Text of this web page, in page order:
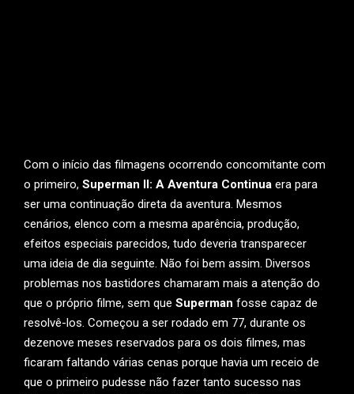
Com o início das filmagens ocorrendo concomitante com
o primeiro, Superman II: A Aventura Continua era para
ser uma continuação direta da aventura. Mesmos
cenários, elenco com a mesma aparência, produção,
efeitos especiais parecidos, tudo deveria transparecer
uma ideia de dia seguinte. Não foi bem assim. Diversos
problemas nos bastidores chamaram mais a atenção do
que o próprio filme, sem que Superman fosse capaz de
resolvê-los. Começou a ser rodado em 77, durante os
dezenove meses reservados para os dois filmes, mas
ficaram faltando várias cenas porque havia um receio de
que o primeiro pudesse não fazer tanto sucesso nas